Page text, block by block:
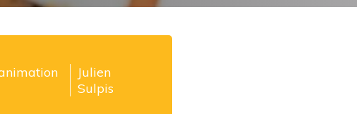
Julien
Sulpis